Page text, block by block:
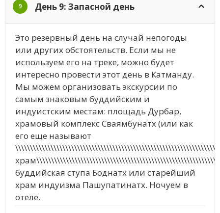
9 День 9: Запасной день
Это резервный день на случай непогоды
или других обстоятельств. Если мы не
используем его на треке, можно будет
интересно провести этот день в Катманду.
Мы можем организовать экскурсии по
самым знаковым буддийским и
индуистским местам: площадь Дурбар,
храмовый комплекс Сваямбунатх (или как
его еще называют
буддийская ступа Боднатх или старейший
храм индуизма Пашупатинатх. Ночуем в
отеле.